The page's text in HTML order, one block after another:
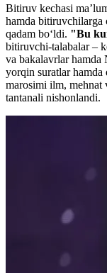
Bitiruv kechasi
hamda bitiruvchilarga
qadam bo‘ldi. "Bu
bitiruvchi-talabalar –
va bakalavrlar
yorqin suratlar
marosimi ilm, mehnat
tantanali nishonlandi.